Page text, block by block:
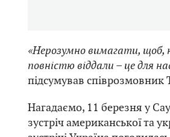
«Нерозумно вимагати, щоб,
повністю віддали – це для
підсумував
Нагадаємо, 11 березня у
зустріч американської та